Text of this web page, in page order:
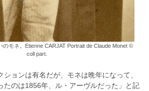
のモネ。Etienne CARJAT Portrait de Claude Monet ©
coll part.
ョンは有名だが、モネは晩年になって、
たのは1856年、ル・アーヴルだった」と記